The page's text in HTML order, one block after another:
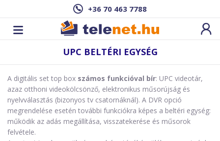
+36 70 463 7788
UPC BELTÉRI EGYSÉG
A digitális set top box számos funkcióval bír: UPC videotár,
azaz otthoni videokölcsönző, elektronikus műsorújság és
nyelvválasztás (bizonyos tv csatornáknál). A DVR opció
megrendelése esetén további funkciókra képes a beltéri egység:
működik az adás megállítása, visszatekerése és műsorok
felvétele.